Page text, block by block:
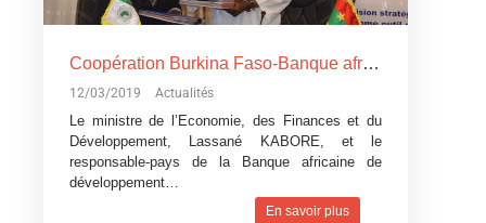
Coopération Burkina Faso-Banque africaine de développement: La Banque africaine de développement accorde trois
12/03/2019 Actualités
Le ministre de l’Economie, des Finances et du
Développement, Lassané KABORE, et le
responsable-pays de la Banque africaine de
développement…
En savoir plus